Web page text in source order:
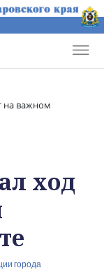
на важном
ход
города